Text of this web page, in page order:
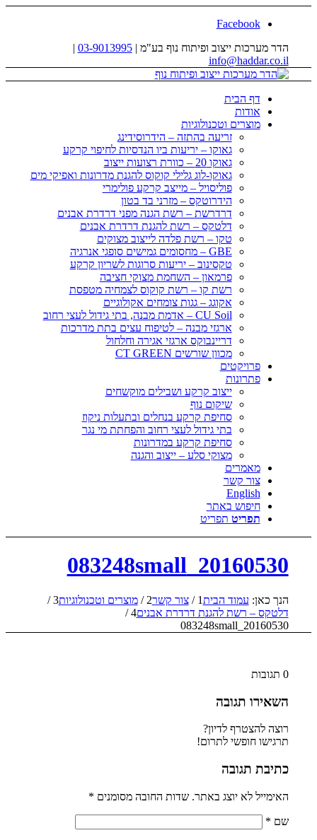
Facebook
הדר מערכות ייצוב ופיתוח נוף בע"מ |03-9013995
|
info@haddar.co.il
דף הבית
אודות
מוצרים וטכנולוגיות
זריעה בהתזה – הידרוסידינג
גאוקו – יריעות ביו הנדסיות לחיפוי קרקע
גאוקו 20 – כוורת רצועות ייצוב
גאוקו-לוג גלילי קוקוס להגנת מדרונות ואפיקי מים
פוליסויל – מייצב קרקע פולימרי
הידרוטקס – מזרני בד בטון
דרדרשת – רשת הגנה מפני דרדרת אבנים
דלטקס – רשת להגנת דרדרת אבנים
טקו – רשת פלדה לייצוב מצוקים
GBE – מחסומים גמישים סופגי אנרגיה
טקסינוב – יריעות סרוגות לשריון קרקע
פרמאון – השחמת מצוקי חציבה
רשת קו – רשת קוקוס לצמחיה מטפסת
אקוגג – גגות צומחים אקולוגיים
CU Soil – אדמת מבנה, בתי גידול לעצי רחוב
ארגזי מבנה – לטיפוח עצים בתת מדרכות
דריינבוקס ארגזי אגירה וחלחול
מכוון שורשים CT GREEN
פרויקטים
פתרונות
ייצוב קרקע ושבילים מוקשחים
שיקום נוף
סחיפת קרקע בנחלים ובתעלות ניקוז
בתי גידול לעצי רחוב והפחתת מי נגר
סחיפת קרקע במדרונות
מצוקי סלע – ייצוב והגנה
מאמרים
צור קשר
English
חיפוש באתר
תפריט תפריט
20160530_083248small
הנך כאן: עמוד הבית1
/ צור קשר2
/ מוצרים וטכנולוגיות3
/
דלטקס – רשת להגנת דרדרת אבנים4
/
20160530_083248small
0 תגובות
השאירו תגובה
רוצה להצטרף לדיון?
תרגישו חופשי לתרום!
כתיבת תגובה
האימייל לא יוצג באתר. שדות החובה מסומנים *
שם *